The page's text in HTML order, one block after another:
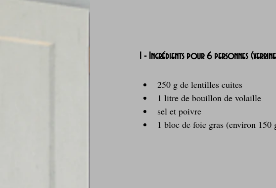
1 - Ingrédients pour 6 personnes
250 g de lentilles cuites
1 litre de bouillon de volaille
sel et poivre
1 bloc de foie gras (environ 150